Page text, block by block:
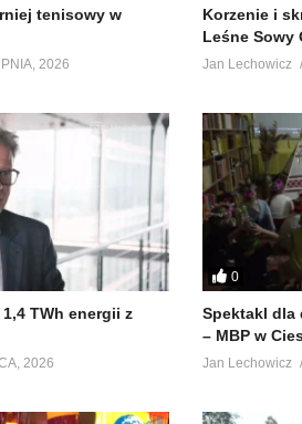
tenisowy w
2026
Korzenie i
Leśne Sowy
Jan Lechowicz
TWh energii z
2026
0
Spektakl dla
– MBP w
Jan Lechowicz